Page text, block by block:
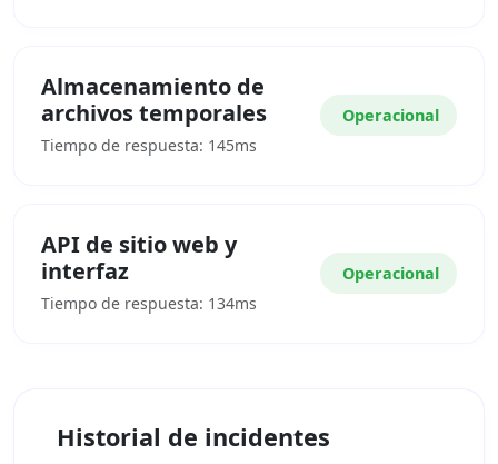
Almacenamiento de
archivos temporales
Tiempo de respuesta: 145ms
Operacional
API de sitio web y
interfaz
Tiempo de respuesta: 134ms
Operacional
Historial de incidentes